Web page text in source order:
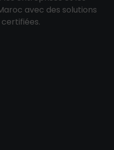
avec des solutions